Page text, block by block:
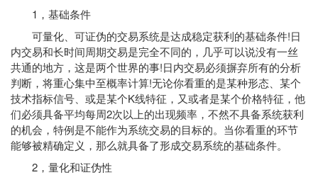
1，基础条件
可量化、可证伪的交易系统是达成稳定获利的基础条件!日
内交易和长时间周期交易是完全不同的，几乎可以说没有一丝
共通的地方，这是两个世界的事!日内交易必须摒弃所有的分析
判断，将重心集中至概率计算!无论你看重的是某种形态、某个
技术指标信号、或是某个K线特征，又或者是某个价格特征，他
们必须具备平均每周2次以上的出现频率，不然不具备系统获利
的机会，特例是不能作为系统交易的目标的。当你看重的环节
能够被精确定义，那么就具备了形成交易系统的基础条件。
2，量化和证伪性